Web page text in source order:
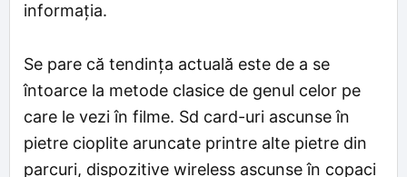
informația.
Se pare că tendința actuală este de a se
întoarce la metode clasice de genul celor pe
care le vezi în filme. Sd card-uri ascunse în
pietre cioplite aruncate printre alte pietre din
parcuri, dispozitive wireless ascunse în copaci